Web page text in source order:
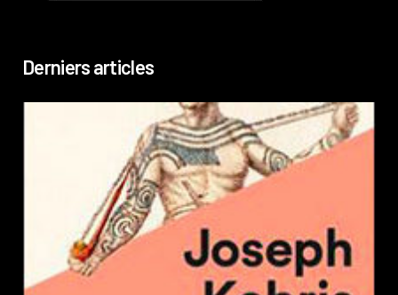
Derniers articles